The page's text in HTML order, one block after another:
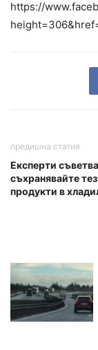
https://
предишна статия
Експерти
съхранявайте
продукти в